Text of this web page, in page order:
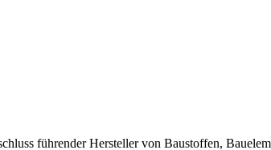
führender Hersteller von Baustoffen,